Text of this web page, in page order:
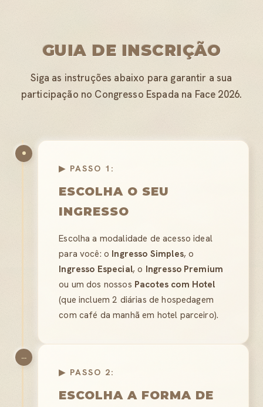
GUIA DE INSCRIÇÃO
Siga as instruções abaixo para garantir a sua
participação no Congresso Espada na Face 2026.
▶ PASSO 1:
ESCOLHA O SEU
INGRESSO
Escolha a modalidade de acesso ideal
para você: o Ingresso Simples, o
Ingresso Especial, o Ingresso Premium
ou um dos nossos Pacotes com Hotel
(que incluem 2 diárias de hospedagem
com café da manhã em hotel parceiro).
...
▶ PASSO 2:
ESCOLHA A FORMA DE